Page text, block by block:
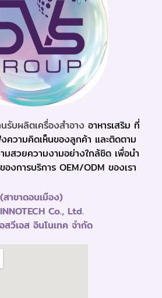
รับผลิตเครื่องสำอาง อาหารเสริม ที่
ความคิดเห็นของลูกค้า และติดตาม
มสวยความงามอย่างใกล้ชิด เพื่อนำ
งการบริการ OEM/ODM ของเรา
(สาขาดอนเมือง)
Co., Ltd.
สวีเอส อินโนเทค จำกัด